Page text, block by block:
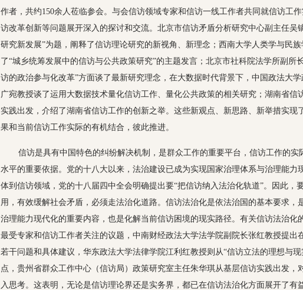
作者，共约150余人莅临参会。与会信访领域专家和信访一线工作者共同就信访工
访改革创新等问题展开深入的探讨和交流。北京市信访矛盾分析研究中心副主任吴
研究新发展”为题，阐释了信访理论研究的新视角、新理念；西南大学人类学与民
了“城乡统筹发展中的信访与公共政策研究”的主题发言；北京市社科院法学所副所
访的政治参与化改革”方面谈了最新研究理念，在大数据时代背景下，中国政法大
广宛教授谈了运用大数据技术量化信访工作、量化公共政策的相关研究；湖南省信
实践出发，介绍了湖南省信访工作的创新之举。这些新观点、新思路、新举措实现
果和当前信访工作实际的有机结合，彼此推进。
信访是具有中国特色的纠纷解决机制，是群众工作的重要平台，信访工作的实
水平的重要依据。党的十八大以来，法治建设已成为实现国家治理体系与治理能力
体到信访领域，党的十八届四中全会明确提出要“把信访纳入法治化轨道”。因此，
用，有效缓解社会矛盾，必须走法治化道路。信访法治化是依法治国的基本要求，
治理能力现代化的重要内容，也是化解当前信访困境的现实路径。有关信访法治化
最受专家和信访工作者关注的议题，中南财经政法大学法学院副院长张红教授提出
若干问题和具体建议，华东政法大学法律学院江利红教授则从“信访立法的理想与
点，贵州省群众工作中心（信访局）政策研究室主任朱华琪从基层信访实践出发，
入思考。这表明，无论是信访理论界还是实务界，都已在信访法治化方面展开了有